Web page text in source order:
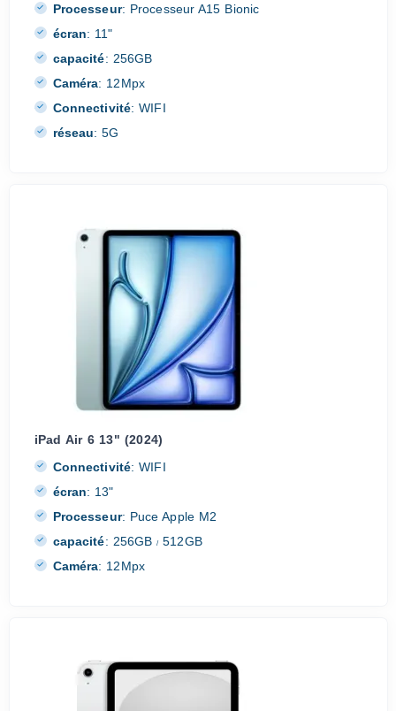
Processeur: Processeur A15 Bionic
écran: 11"
capacité: 256GB
Caméra: 12Mpx
Connectivité: WIFI
réseau: 5G
iPad Air 6 13" (2024)
Connectivité: WIFI
écran: 13"
Processeur: Puce Apple M2
capacité: 256GB/ 512GB
Caméra: 12Mpx